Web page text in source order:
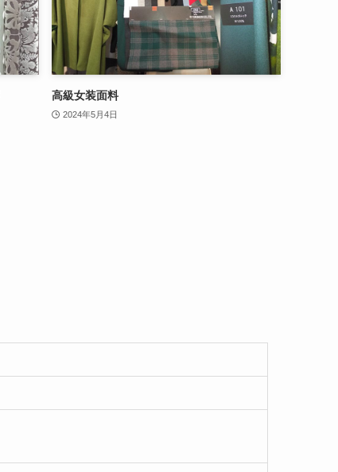
高級女装面料
2024年5月4日